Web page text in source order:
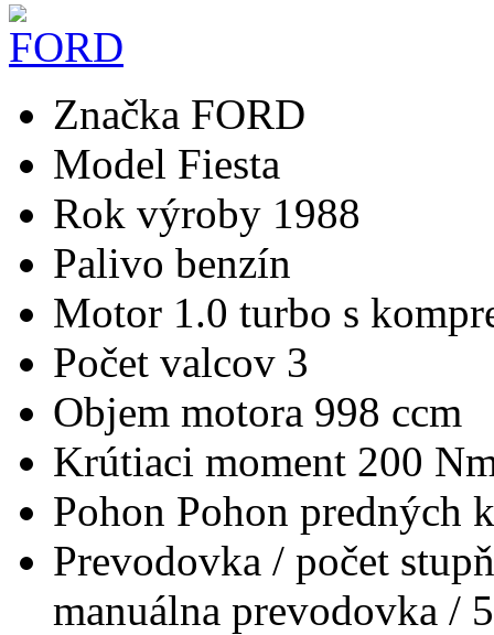
Značka FORD
Model Fiesta
Rok výroby 1988
Palivo benzín
Motor 1.0 turbo s
Počet valcov 3
Objem motora 998 ccm
Krútiaci moment 200
Pohon Pohon predných
Prevodovka / počet
manuálna prevodovka / 5